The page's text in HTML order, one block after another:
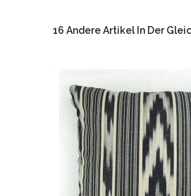
16 Andere Artikel In Der